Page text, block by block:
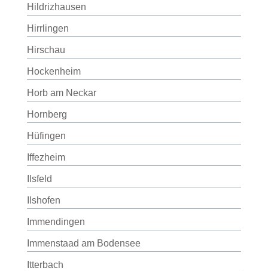
Hildrizhausen
Hirrlingen
Hirschau
Hockenheim
Horb am Neckar
Hornberg
Hüfingen
Iffezheim
Ilsfeld
Ilshofen
Immendingen
Immenstaad am Bodensee
Itterbach